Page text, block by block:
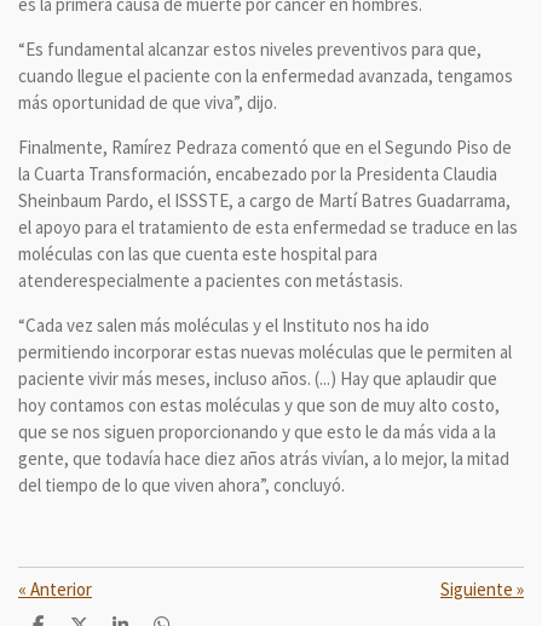
“Es fundamental alcanzar estos niveles preventivos para que,
cuando llegue el paciente con la enfermedad avanzada, tengamos
más oportunidad de que viva”, dijo.
Finalmente, Ramírez Pedraza comentó que en el Segundo Piso de
la Cuarta Transformación, encabezado por la Presidenta Claudia
Sheinbaum Pardo, el ISSSTE, a cargo de Martí Batres Guadarrama,
el apoyo para el tratamiento de esta enfermedad se traduce en las
moléculas con las que cuenta este hospital para
atenderespecialmente a pacientes con metástasis.
“Cada vez salen más moléculas y el Instituto nos ha ido
permitiendo incorporar estas nuevas moléculas que le permiten al
paciente vivir más meses, incluso años. (...) Hay que aplaudir que
hoy contamos con estas moléculas y que son de muy alto costo,
que se nos siguen proporcionando y que esto le da más vida a la
gente, que todavía hace diez años atrás vivían, a lo mejor, la mitad
del tiempo de lo que viven ahora”, concluyó.
« Anterior Siguiente »